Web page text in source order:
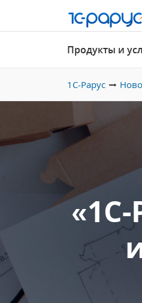
Продукты и
1С-Рарус